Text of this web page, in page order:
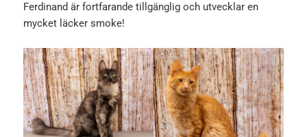
Ferdinand är fortfarande tillgänglig och utvecklar en
mycket läcker smoke!